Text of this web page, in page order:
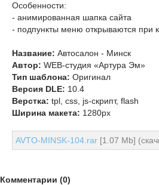
Особенности:
- анимированная шапка сайта
- подпункты меню открываются при
Название: Автосалон - Минск
Автор: WEB-студия «Артура Эм»
Тип шаблона: Оригинал
Версия DLE: 10.4
Верстка: tpl, css, js-скрипт, flash
Ширина макета: 1280px
AVTO-MINSK-104.rar [1.07 Mb]
Комментарии (0)